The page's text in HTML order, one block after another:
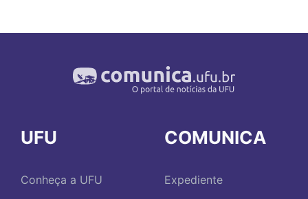
UFU
Conheça a UFU
COMUNICA
Expediente